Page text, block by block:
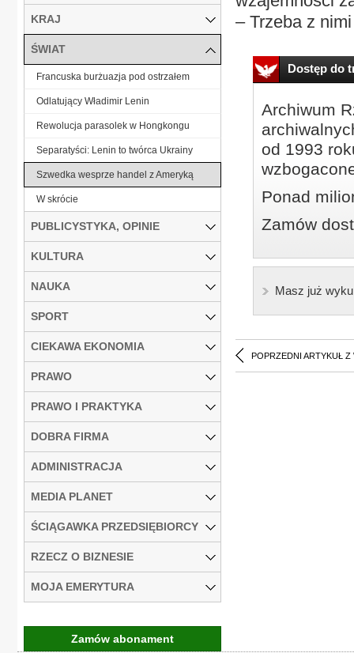
– Trzeba z
Dostęp do
Archiwum
od 1993
Ponad
Zamów
Masz już
POPRZEDNI ARTYKUŁ Z
KRAJ
ŚWIAT
Francuska burżuazja pod ostrzałem
Odlatujący Władimir Lenin
Rewolucja parasolek w Hongkongu
Separatyści: Lenin to twórca Ukrainy
Szwedka wesprze handel z Ameryką
W skrócie
PUBLICYSTYKA, OPINIE
KULTURA
NAUKA
SPORT
CIEKAWA EKONOMIA
PRAWO
PRAWO I PRAKTYKA
DOBRA FIRMA
ADMINISTRACJA
MEDIA PLANET
ŚCIĄGAWKA PRZEDSIĘBIORCY
RZECZ O BIZNESIE
MOJA EMERYTURA
Zamów abonament